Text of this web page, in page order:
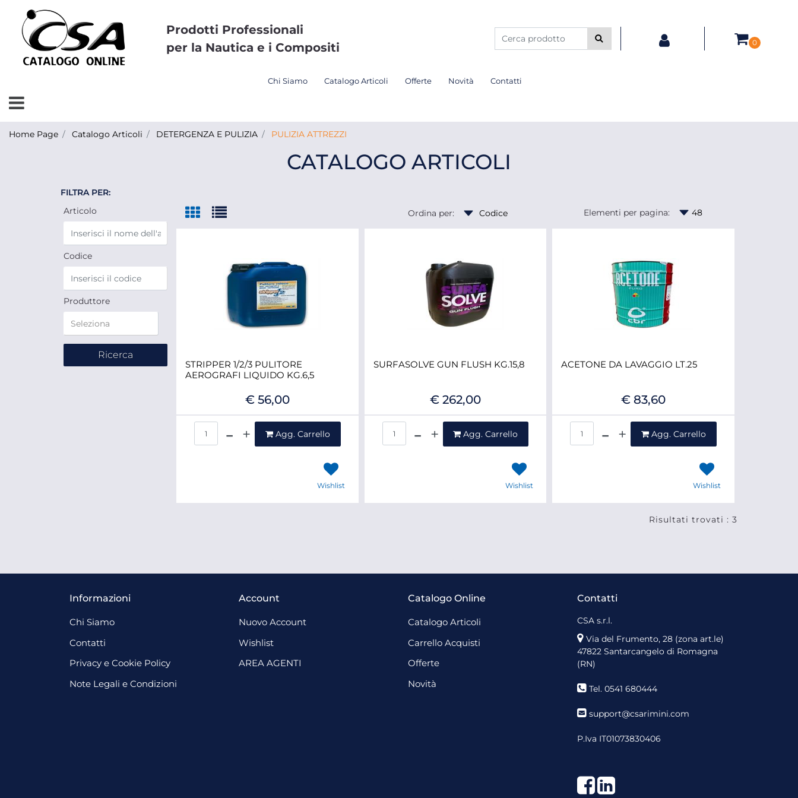
Prodotti Professionali
per la Nautica e i Compositi
0
Chi Siamo Catalogo Articoli Offerte Novità Contatti
Open menu
Home Page Catalogo Articoli DETERGENZA E PULIZIA PULIZIA ATTREZZI
CATALOGO ARTICOLI
FILTRA PER:
Articolo
Codice
Produttore
Ordina per: Elementi per pagina:
STRIPPER 1/2/3 PULITORE
AEROGRAFI LIQUIDO KG.6,5
€ 56,00
Agg. Carrello
Wishlist
SURFASOLVE GUN FLUSH KG.15,8
€ 262,00
Agg. Carrello
Wishlist
ACETONE DA LAVAGGIO LT.25
€ 83,60
Agg. Carrello
Wishlist
Risultati trovati : 3
Informazioni
Chi Siamo
Contatti
Privacy e Cookie Policy
Note Legali e Condizioni
Account
Nuovo Account
Wishlist
AREA AGENTI
Catalogo Online
Catalogo Articoli
Carrello Acquisti
Offerte
Novità
Contatti
CSA s.r.l.
Via del Frumento, 28 (zona art.le)
47822 Santarcangelo di Romagna
(RN)
Tel. 0541 680444
support@csarimini.com
P.Iva IT01073830406
Facebook
LinkedIn